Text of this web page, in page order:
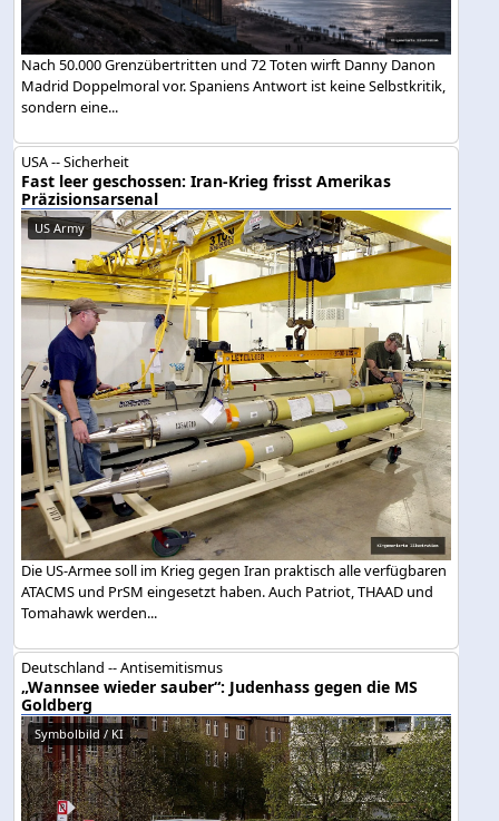
Nach 50.000 Grenzübertritten und 72 Toten wirft Danny Danon
Madrid Doppelmoral vor. Spaniens Antwort ist keine Selbstkritik,
sondern eine...
USA -- Sicherheit
Fast leer geschossen: Iran-Krieg frisst Amerikas
Präzisionsarsenal
US Army
Die US-Armee soll im Krieg gegen Iran praktisch alle verfügbaren
ATACMS und PrSM eingesetzt haben. Auch Patriot, THAAD und
Tomahawk werden...
Deutschland -- Antisemitismus
„Wannsee wieder sauber“: Judenhass gegen die MS
Goldberg
Symbolbild / KI